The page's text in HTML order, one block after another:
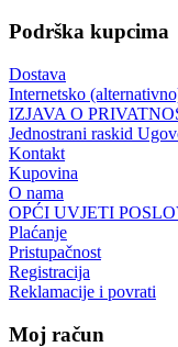
Podrška kupcima
Dostava
Internetsko
IZJAVA O
Jednostrani raskid
Kontakt
Kupovina
O nama
OPĆI UVJETI
Plaćanje
Pristupačnost
Registracija
Reklamacije i povrati
Moj račun